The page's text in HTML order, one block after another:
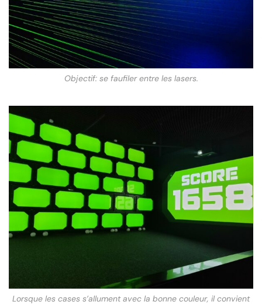
Objectif: se faufiler entre les lasers.
Lorsque les cases s’allument avec la bonne couleur, il convient